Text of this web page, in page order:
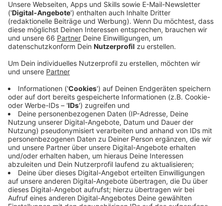
Auf insgesamt 17 Bolzplätzen können Kinder und
Jugendliche im Alter von sechs bis 16 Jahren kicken.
Und werden dabei von qualifizierten Trainern wie
beispielsweise den Ex-Fortunen
Gerd Zeweoder
Günter Thieleangeleitet.
Anzeige
Kinder sollen Zugang zu einem Verein finden
Anzeige
Das Angebot richtet sich vor allem an die Jungen und
Mädchen, die nicht bereits in einem Fußball- oder
anderem Sportverein engagiert sind. Ziel der